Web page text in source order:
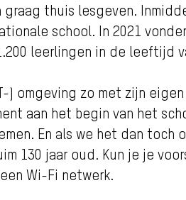
thuis lesgeven.
school. In 2021
leerlingen in de leeftijd
) omgeving zo met zijn
aan het begin van het
En als we het dan
130 jaar oud. Kun je je
Wi-Fi netwerk.